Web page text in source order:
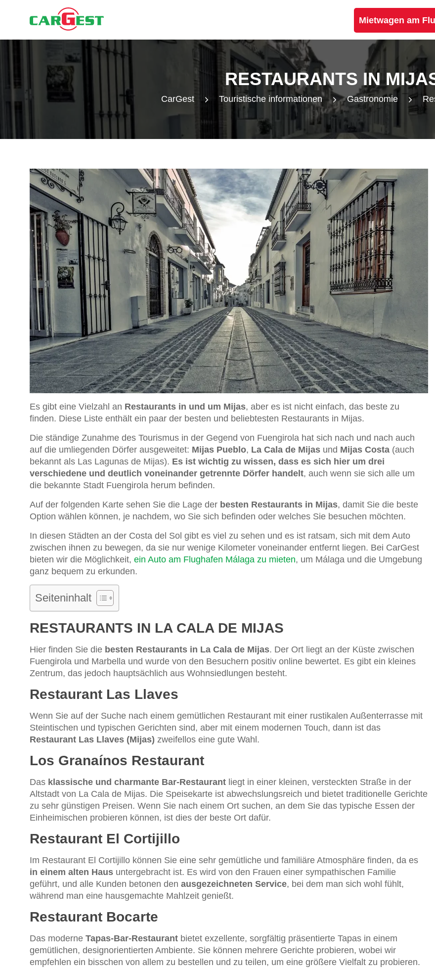
Mietwagen am
RESTAURANTS IN
CarGest Touristische informationen Gastronomie
Es gibt eine Vielzahl an Restaurants in und um Mijas, aber es ist nicht einfach, das beste zu
finden. Diese Liste enthält ein paar der besten und beliebtesten Restaurants in Mijas.
Die ständige Zunahme des Tourismus in der Gegend von Fuengirola hat sich nach und nach auch
auf die umliegenden Dörfer ausgeweitet: Mijas Pueblo, La Cala de Mijas und Mijas Costa (auch
bekannt als Las Lagunas de Mijas). Es ist wichtig zu wissen, dass es sich hier um drei
verschiedene und deutlich voneinander getrennte Dörfer handelt, auch wenn sie sich alle um
die bekannte Stadt Fuengirola herum befinden.
Auf der folgenden Karte sehen Sie die Lage der besten Restaurants in Mijas, damit Sie die beste
Option wählen können, je nachdem, wo Sie sich befinden oder welches Sie besuchen möchten.
In diesen Städten an der Costa del Sol gibt es viel zu sehen und es ist ratsam, sich mit dem Auto
zwischen ihnen zu bewegen, da sie nur wenige Kilometer voneinander entfernt liegen. Bei CarGest
bieten wir die Möglichkeit, ein Auto am Flughafen Málaga zu mieten, um Málaga und die Umgebung
ganz bequem zu erkunden.
Seiteninhalt
RESTAURANTS IN LA CALA DE MIJAS
Hier finden Sie die besten Restaurants in La Cala de Mijas. Der Ort liegt an der Küste zwischen
Fuengirola und Marbella und wurde von den Besuchern positiv online bewertet. Es gibt ein kleines
Zentrum, das jedoch hauptsächlich aus Wohnsiedlungen besteht.
Restaurant Las Llaves
Wenn Sie auf der Suche nach einem gemütlichen Restaurant mit einer rustikalen Außenterrasse mit
Steintischen und typischen Gerichten sind, aber mit einem modernen Touch, dann ist das
Restaurant Las Llaves (Mijas) zweifellos eine gute Wahl.
Los Granaínos Restaurant
Das klassische und charmante Bar-Restaurant liegt in einer kleinen, versteckten Straße in der
Altstadt von La Cala de Mijas. Die Speisekarte ist abwechslungsreich und bietet traditionelle Gerichte
zu sehr günstigen Preisen. Wenn Sie nach einem Ort suchen, an dem Sie das typische Essen der
Einheimischen probieren können, ist dies der beste Ort dafür.
Restaurant El Cortijillo
Im Restaurant El Cortijillo können Sie eine sehr gemütliche und familiäre Atmosphäre finden, da es
in einem alten Haus untergebracht ist. Es wird von den Frauen einer sympathischen Familie
geführt, und alle Kunden betonen den ausgezeichneten Service, bei dem man sich wohl fühlt,
während man eine hausgemachte Mahlzeit genießt.
Restaurant Bocarte
Das moderne Tapas-Bar-Restaurant bietet exzellente, sorgfältig präsentierte Tapas in einem
gemütlichen, designorientierten Ambiente. Sie können mehrere Gerichte probieren, wobei wir
empfehlen ein bisschen von allem zu bestellen und zu teilen, um eine größere Vielfalt zu probieren.